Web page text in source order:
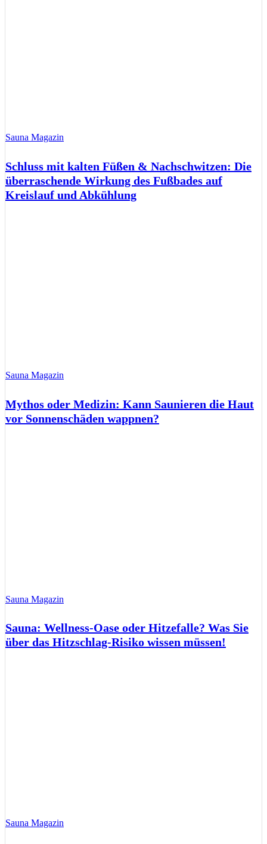
Sauna Magazin
Schluss mit kalten Füßen & Nachschwitzen: Die
überraschende Wirkung des Fußbades auf
Kreislauf und Abkühlung
Sauna Magazin
Mythos oder Medizin: Kann Saunieren die Haut
vor Sonnenschäden wappnen?
Sauna Magazin
Sauna: Wellness-Oase oder Hitzefalle? Was Sie
über das Hitzschlag-Risiko wissen müssen!
Sauna Magazin